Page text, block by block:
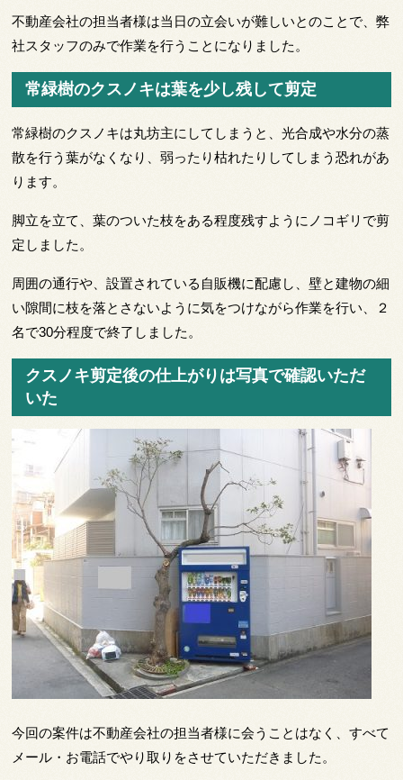
不動産会社の担当者様は当日の立会いが難しいとのことで、弊
社スタッフのみで作業を行うことになりました。
常緑樹のクスノキは葉を少し残して剪定
常緑樹のクスノキは丸坊主にしてしまうと、光合成や水分の蒸
散を行う葉がなくなり、弱ったり枯れたりしてしまう恐れがあ
ります。
脚立を立て、葉のついた枝をある程度残すようにノコギリで剪
定しました。
周囲の通行や、設置されている自販機に配慮し、壁と建物の細
い隙間に枝を落とさないように気をつけながら作業を行い、２
名で30分程度で終了しました。
クスノキ剪定後の仕上がりは写真で確認いただ
いた
今回の案件は不動産会社の担当者様に会うことはなく、すべて
メール・お電話でやり取りをさせていただきました。